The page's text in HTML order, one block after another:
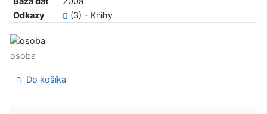
Odkazy
(3) - Knihy
osoba
Do košíka